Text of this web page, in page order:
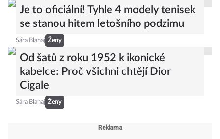
Je to oficiální! Tyhle 4 modely tenisek
se stanou hitem letošního podzimu
Sára Blahaj Ženy
Od šatů z roku 1952 k ikonické
kabelce: Proč všichni chtějí Dior
Cigale
Sára Blahaj Ženy